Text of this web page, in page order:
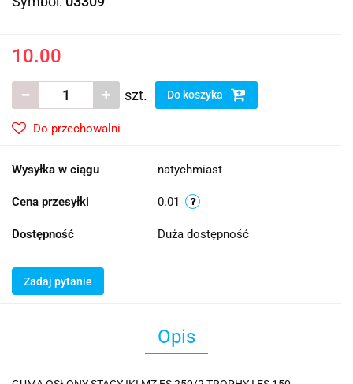
10.00
szt. Do koszyka
Do przechowalni
Wysyłka w ciągu natychmiast
Cena przesyłki 0.01
Dostępność Duża dostępność
Zadaj pytanie
Opis